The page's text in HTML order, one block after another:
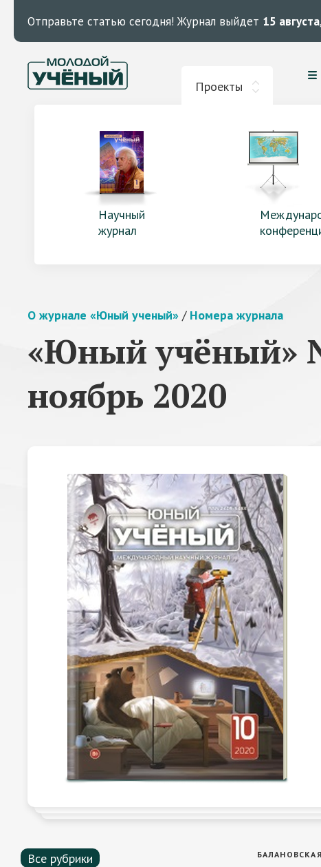
Отправьте статью сегодня! Журнал выйдет 15 августа
Проекты
Научный
журнал
О журнале «Юный ученый» / Номера журнала
«Юный учёный»
ноябрь 2020
Все рубрики